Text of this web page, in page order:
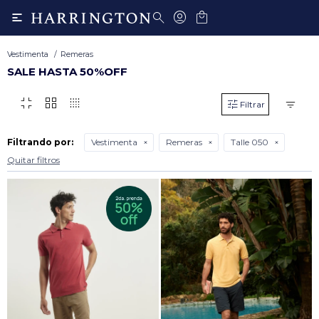

Vestimenta Remeras
SALE HASTA 50%OFF
fullscreen_exit grid_view transition_dissolve
Filtrando por: Vestimenta Remeras
Talle 050
Quitar filtros